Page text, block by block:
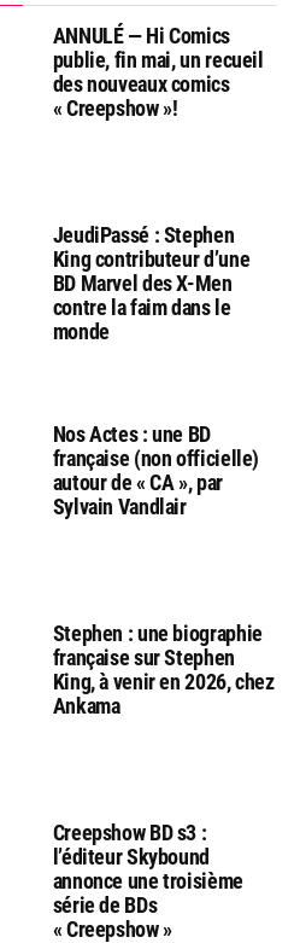
ANNULÉ — Hi Comics
publie, fin mai, un recueil
des nouveaux comics
« Creepshow »!
JeudiPassé : Stephen
King contributeur d’une
BD Marvel des X-Men
contre la faim dans le
monde
Nos Actes : une BD
française (non officielle)
autour de « CA », par
Sylvain Vandlair
Stephen : une biographie
française sur Stephen
King, à venir en 2026, chez
Ankama
Creepshow BD s3 :
l’éditeur Skybound
annonce une troisième
série de BDs
« Creepshow »